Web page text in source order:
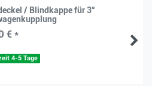
/ Blindkappe für 3“
€ *
4-5 Tage